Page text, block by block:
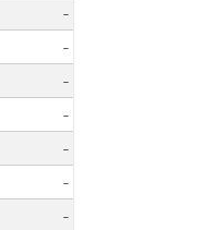
-
-
-
-
-
-
-